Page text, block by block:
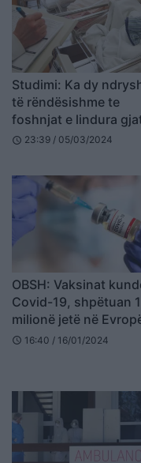
Studimi: Ka dy
të rëndësishme te
foshnjat e lindura
pandemisë
schedule 23:39 / 05/03/2024
OBSH: Vaksinat
Covid-19, shpëtuan
milionë jetë në
schedule 16:40 / 16/01/2024